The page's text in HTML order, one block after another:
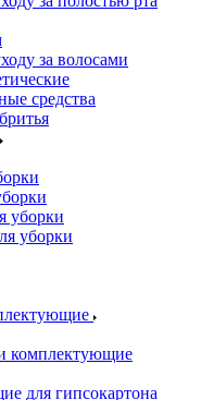
за волосами
средства
уборки
уборки
комплектующие
для гипсокартона